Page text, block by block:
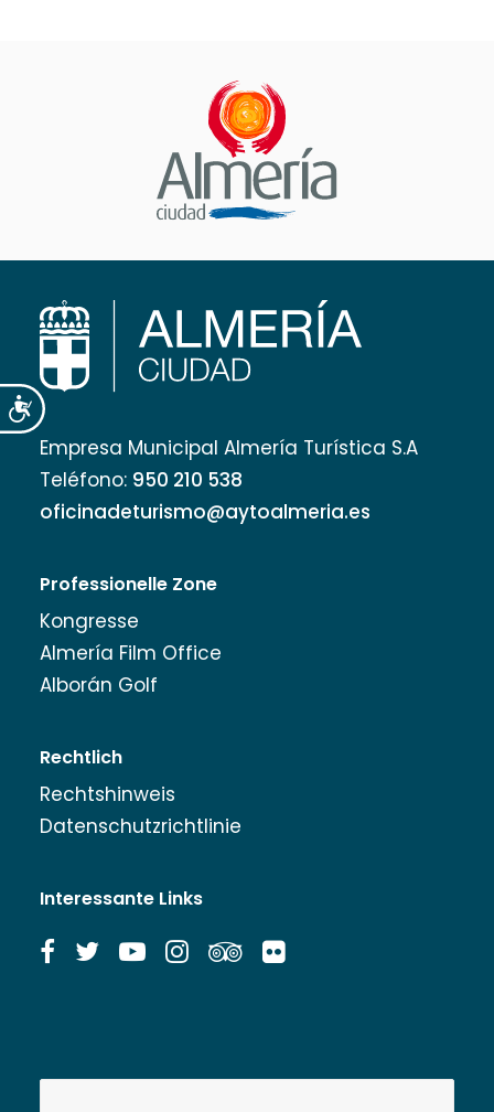
Accesibilidad
Empresa Municipal Almería Turística S.A
Teléfono: 950 210 538
oficinadeturismo@aytoalmeria.es
Professionelle Zone
Kongresse
Almería Film Office
Alborán Golf
Rechtlich
Rechtshinweis
Datenschutzrichtlinie
Interessante Links